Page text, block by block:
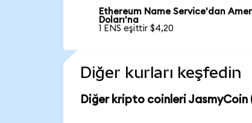
Ethereum Name Service'dan
Doları'na
1 ENS eşittir $4,20
Diğer kurları keşfedin
Diğer kripto coinleri JasmyCoin